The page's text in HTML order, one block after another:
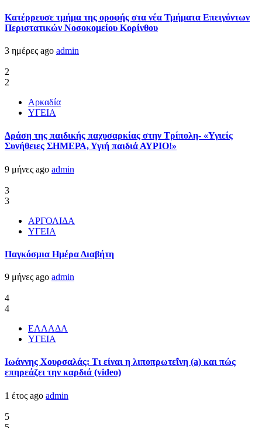
Kατέρρευσε τμήμα της οροφής στα νέα Τμήματα Επειγόντων
Περιστατικών Νοσοκομείου Κορίνθου
3 ημέρες ago admin
2
2
Αρκαδία
ΥΓΕΙΑ
Δράση της παιδικής παχυσαρκίας στην Τρίπολη- «Υγιείς
Συνήθειες ΣΗΜΕΡΑ, Υγιή παιδιά ΑΥΡΙΟ!»
9 μήνες ago admin
3
3
ΑΡΓΟΛΙΔΑ
ΥΓΕΙΑ
Παγκόσμια Ημέρα Διαβήτη
9 μήνες ago admin
4
4
ΕΛΛΑΔΑ
ΥΓΕΙΑ
Ιωάννης Χουρσαλάς: Τι είναι η λιποπρωτεΐνη (a) και πώς
επηρεάζει την καρδιά (video)
1 έτος ago admin
5